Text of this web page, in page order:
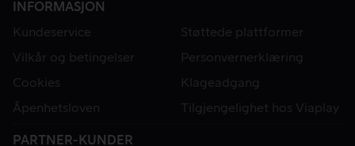
INFORMASJON
Kundeservice
Støttede plattformer
Vilkår og betingelser
Personvernerklæring
Cookies
Klageadgang
Åpenhetsloven
Tilgjengelighet hos Viaplay
PARTNER-KUNDER